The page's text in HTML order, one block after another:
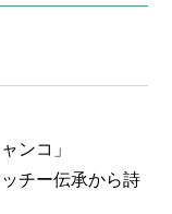
ンコ」
チー伝承から詩